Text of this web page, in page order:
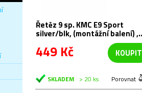
Řetěz 9 sp. KMC E9 Sport
silver/blk, (montážní balení) ,
449 Kč KOUPIT
SKLADEM > 20 ks Porovnat